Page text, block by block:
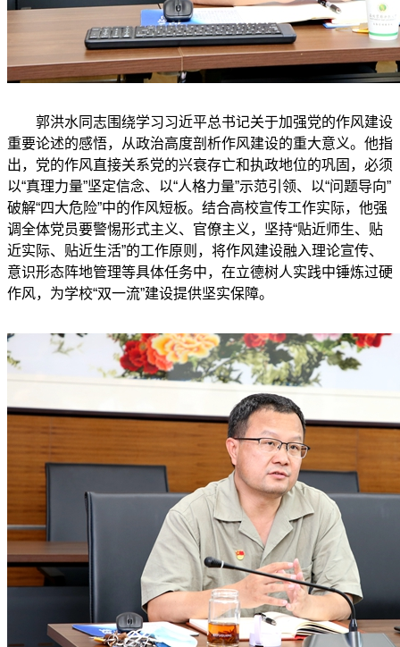
郭洪水同志围绕学习习近平总书记关于加强党的作风建设
重要论述的感悟，从政治高度剖析作风建设的重大意义。他指
出，党的作风直接关系党的兴衰存亡和执政地位的巩固，必须
以“真理力量”坚定信念、以“人格力量”示范引领、以“问题导向”
破解“四大危险”中的作风短板。结合高校宣传工作实际，他强
调全体党员要警惕形式主义、官僚主义，坚持“贴近师生、贴
近实际、贴近生活”的工作原则，将作风建设融入理论宣传、
意识形态阵地管理等具体任务中，在立德树人实践中锤炼过硬
作风，为学校“双一流”建设提供坚实保障。